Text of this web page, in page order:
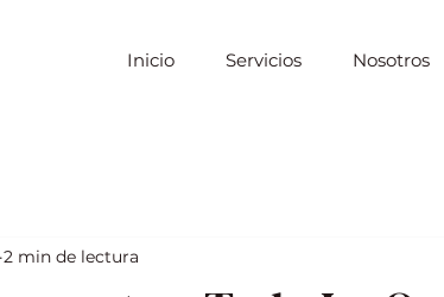
Inicio Servicios Nosotros
2 min de lectura